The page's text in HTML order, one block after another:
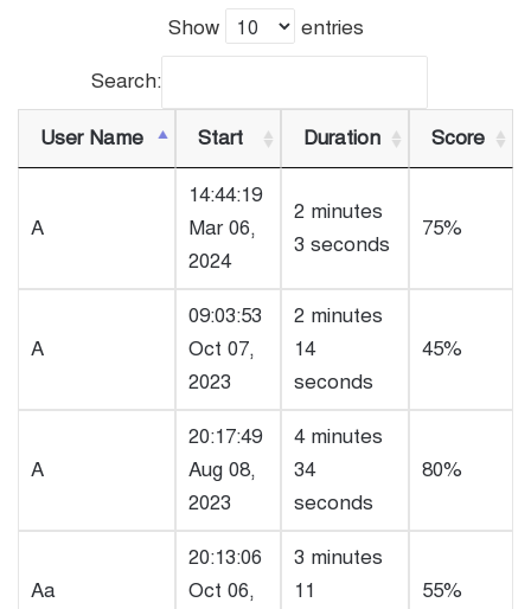
Show entries
Search:
User Name Start Duration Score
A
14:44:19
Mar 06,
2024
2 minutes
3 seconds
75%
A
09:03:53
Oct 07,
2023
2 minutes
14
seconds
45%
A
20:17:49
Aug 08,
2023
4 minutes
34
seconds
80%
Aa
20:13:06
Oct 06,
3 minutes
11
55%